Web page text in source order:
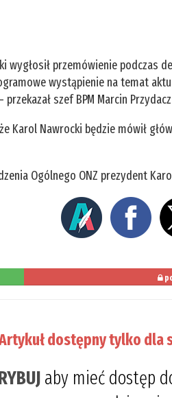
wygłosił przemówienie podczas
wystąpienie na temat
szef BPM Marcin
Karol Nawrocki będzie mówił
Ogólnego ONZ prezydent
dostępny tylko dla
aby mieć dostęp